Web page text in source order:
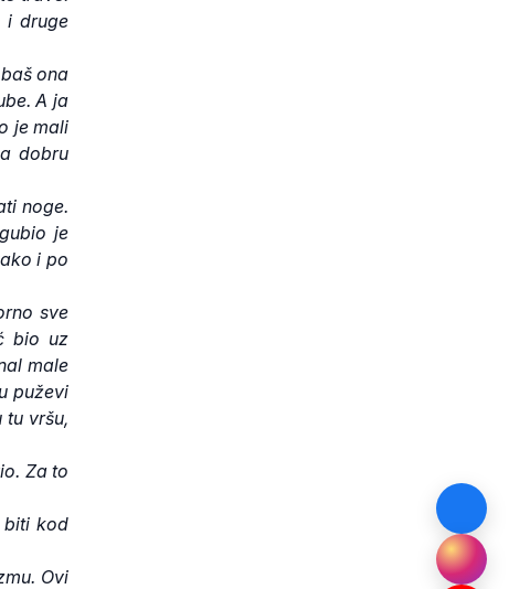
i druge
ona
A ja
je mali
dobru
noge.
je
i po
sve
bio uz
male
puževi
vršu,
Za to
biti kod
Ovi